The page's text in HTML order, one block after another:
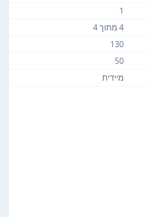
1
4 מתוך 4
130
50
מיידית